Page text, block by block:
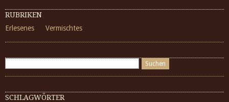
RUBRIKEN
Erlesenes
Vermischtes
SCHLAGWÖRTER